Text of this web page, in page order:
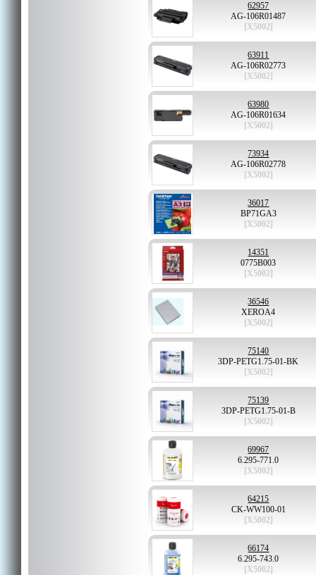
62957
AG-106R01487
[X5002]
63911
AG-106R02773
[X5002]
63980
AG-106R01634
[X5002]
73934
AG-106R02778
[X5002]
36017
BP71GA3
[X5002]
14351
0775B003
[X5002]
36546
XEROA4
[X5002]
75140
3DP-PETG1.75-01-BK
[X5002]
75139
3DP-PETG1.75-01-B
[X5002]
69967
6.295-771.0
[X5002]
64215
CK-WW100-01
[X5002]
66174
6.295-743.0
[X5002]